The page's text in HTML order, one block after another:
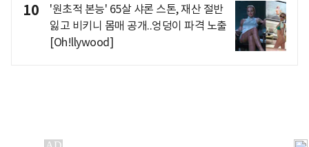
10
'원초적 본능' 65살 샤론 스톤, 재산 절반
잃고 비키니 몸매 공개..엉덩이 파격 노출
[Oh!llywood]